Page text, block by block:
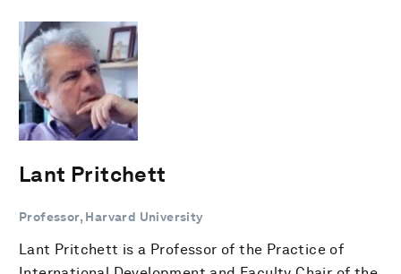
Lant Pritchett
Professor, Harvard University
Lant Pritchett is a Professor of the Practice of